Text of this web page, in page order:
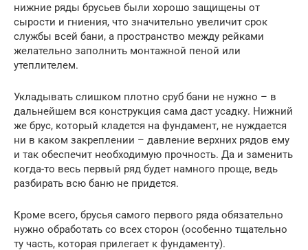
нижние ряды брусьев были хорошо защищены от
сырости и гниения, что значительно увеличит срок
службы всей бани, а пространство между рейками
желательно заполнить монтажной пеной или
утеплителем.
Укладывать слишком плотно сруб бани не нужно – в
дальнейшем вся конструкция сама даст усадку. Нижний
же брус, который кладется на фундамент, не нуждается
ни в каком закреплении – давление верхних рядов ему
и так обеспечит необходимую прочность. Да и заменить
когда-то весь первый ряд будет намного проще, ведь
разбирать всю баню не придется.
Кроме всего, брусья самого первого ряда обязательно
нужно обработать со всех сторон (особенно тщательно
ту часть, которая прилегает к фундаменту).